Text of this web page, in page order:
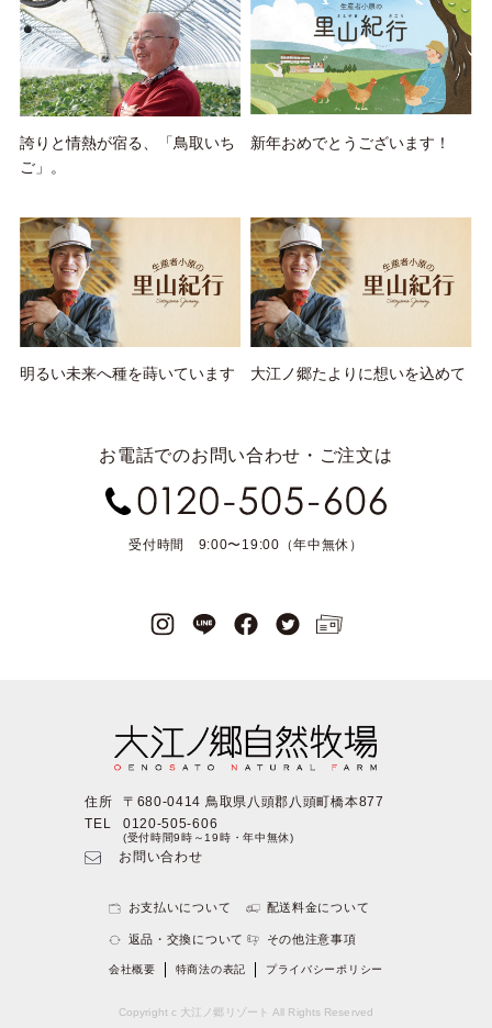
誇りと情熱が宿る、「鳥取いち
ご」。
新年おめでとうございます！
明るい未来へ種を蒔いています 大江ノ郷たよりに想いを込めて
お電話でのお問い合わせ・ご注文は
受付時間 9:00〜19:00（年中無休）
住所
〒680-0414 鳥取県八頭郡八頭町橋本877
TEL
0120-505-606
(受付時間9時～19時・年中無休)
お問い合わせ
お支払いについて 配送料金について
返品・交換について その他注意事項
会社概要 特商法の表記 プライバシーポリシー
Copyright c 大江ノ郷リゾート All Rights Reserved